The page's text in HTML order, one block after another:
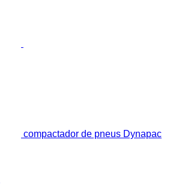
compactador de pneus Dynapac